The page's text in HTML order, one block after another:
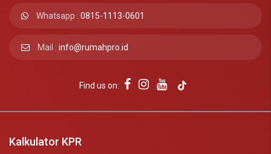
Whatsapp : 0815-1113-0601
Mail : info@rumahpro.id
Find us on:
Kalkulator KPR